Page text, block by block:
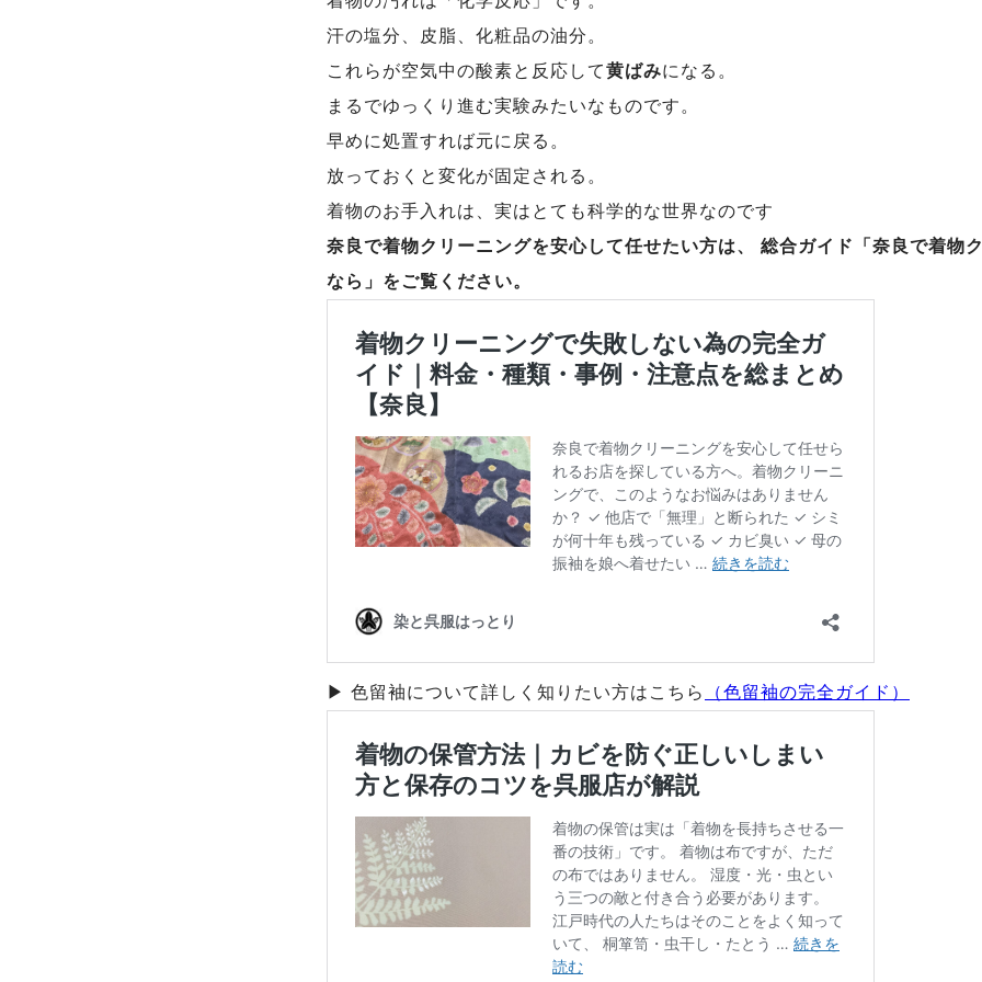
汗の塩分、皮脂、化粧品の油分。
これらが空気中の酸素と反応して黄ばみになる。
まるでゆっくり進む実験みたいなものです。
早めに処置すれば元に戻る。
放っておくと変化が固定される。
着物のお手入れは、実はとても科学的な世界なのです
奈良で着物クリーニングを安心して任せたい方は、
総合ガイド「奈良で着物
なら」をご覧ください。
▶ 色留袖について詳しく知りたい方はこちら （色留袖の完全ガイド）